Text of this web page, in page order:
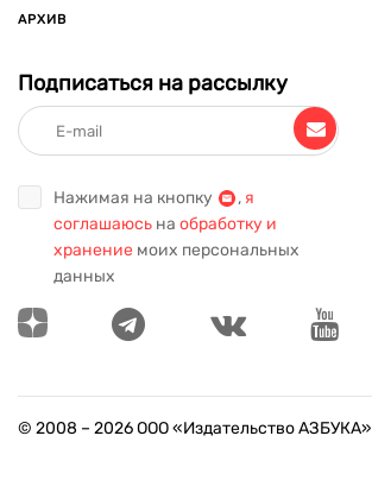
АРХИВ
Подписаться на рассылку
Нажимая на кнопку , я
соглашаюсь на обработку и
хранение моих персональных
данных
© 2008 – 2026ООО «Издательство АЗБУКА»